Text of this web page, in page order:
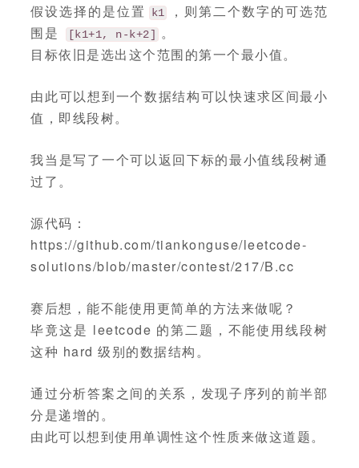
假设选择的是位置 k1
，则第二个数字的可选范
围是
[k1+1, n-k+2]
。
目标依旧是选出这个范围的第一个最小值。
由此可以想到一个数据结构可以快速求区间最小
值，即线段树。
我当是写了一个可以返回下标的最小值线段树通
过了。
源代码：
https://github.com/tiankonguse/leetcode-
solutions/blob/master/contest/217/B.cc
赛后想，能不能使用更简单的方法来做呢？
毕竟这是 leetcode 的第二题，不能使用线段树
这种 hard 级别的数据结构。
通过分析答案之间的关系，发现子序列的前半部
分是递增的。
由此可以想到使用单调性这个性质来做这道题。